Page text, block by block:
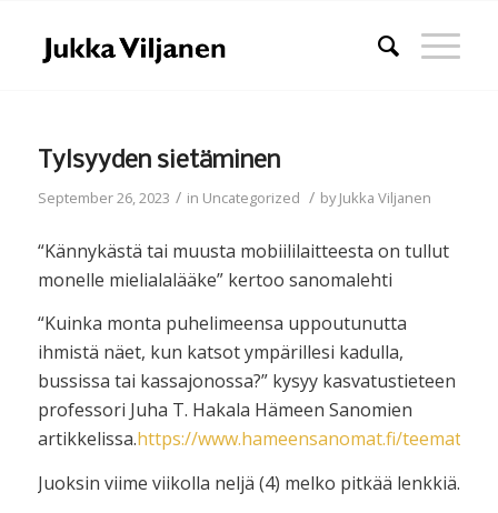
Tylsyyden sietäminen
September 26, 2023 / in Uncategorized / byJukka Viljanen
“Kännykästä tai muusta mobiililaitteesta on tullut
monelle mielialalääke” kertoo sanomalehti
“Kuinka monta puhelimeensa uppoutunutta
ihmistä näet, kun katsot ympärillesi kadulla,
bussissa tai kassajonossa?” kysyy kasvatustieteen
professori Juha T. Hakala Hämeen Sanomien
artikkelissa.https://www.hameensanomat.fi/teemat/
Juoksin viime viikolla neljä (4) melko pitkää lenkkiä.